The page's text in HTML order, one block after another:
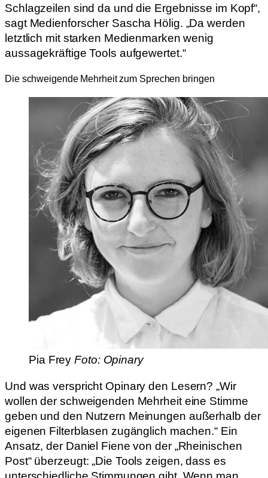
Schlagzeilen sind da und die Ergebnisse im Kopf“,
sagt Medienforscher Sascha Hölig. „Da werden
letztlich mit starken Medienmarken wenig
aussagekräftige Tools aufgewertet.“
Die schweigende Mehrheit zum Sprechen bringen
Pia FreyFoto: Opinary
Und was verspricht Opinary den Lesern? „Wir
wollen der schweigenden Mehrheit eine Stimme
geben und den Nutzern Meinungen außerhalb der
eigenen Filterblasen zugänglich machen.“ Ein
Ansatz, der Daniel Fiene von der „Rheinischen
Post“ überzeugt: „Die Tools zeigen, dass es